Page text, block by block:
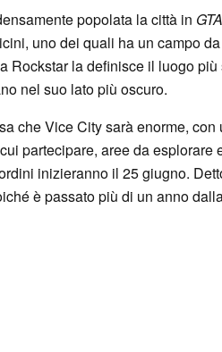
popolata la città in
uno dei quali ha un campo
Rockstar la definisce il luogo più
nel suo lato più oscuro.
che Vice City sarà enorme, con
partecipare, aree da esplorare
inizieranno il 25 giugno.
è passato più di un anno